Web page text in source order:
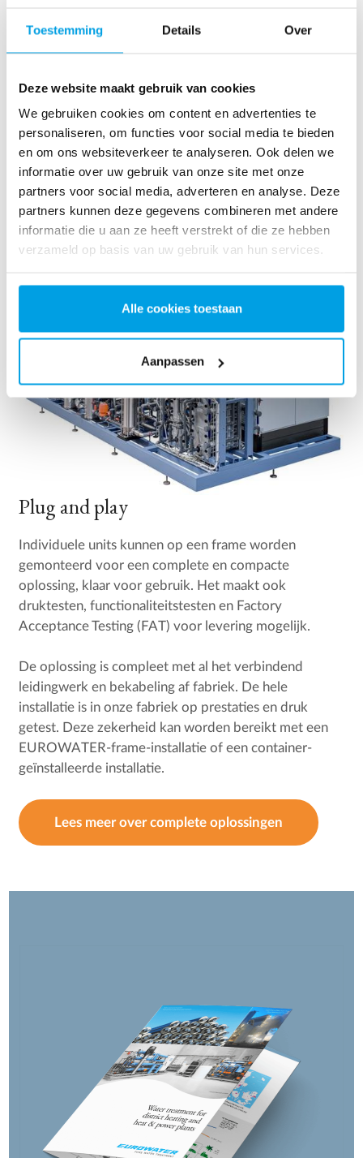
Toestemming Details Over
Deze website maakt gebruik van cookies
We gebruiken cookies om content en advertenties te
personaliseren, om functies voor social media te bieden
en om ons websiteverkeer te analyseren. Ook delen we
informatie over uw gebruik van onze site met onze
partners voor social media, adverteren en analyse. Deze
partners kunnen deze gegevens combineren met andere
informatie die u aan ze heeft verstrekt of die ze hebben
verzameld op basis van uw gebruik van hun services.
Alle cookies toestaan
Aanpassen
Plug and play
Individuele units kunnen op een frame worden
gemonteerd voor een complete en compacte
oplossing, klaar voor gebruik. Het maakt ook
druktesten, functionaliteitstesten en Factory
Acceptance Testing (FAT) voor levering mogelijk.
De oplossing is compleet met al het verbindend
leidingwerk en bekabeling af fabriek. De hele
installatie is in onze fabriek op prestaties en druk
getest. Deze zekerheid kan worden bereikt met een
EUROWATER-frame-installatie of een container-
geïnstalleerde installatie.
Lees meer over complete oplossingen